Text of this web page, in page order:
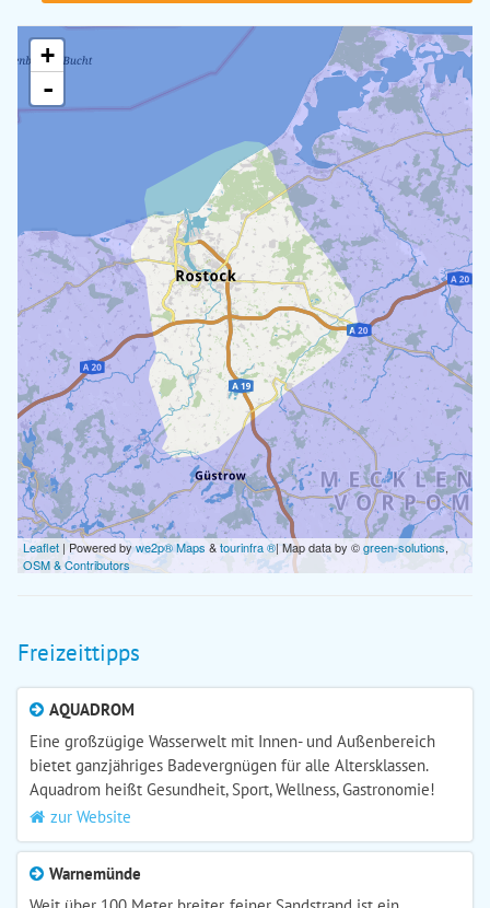
+
-
Leaflet | Powered bywe2p® Maps &tourinfra ®| Map data by ©green-solutions,
OSM & Contributors
Freizeittipps
AQUADROM
Eine großzügige Wasserwelt mit Innen- und Außenbereich
bietet ganzjähriges Badevergnügen für alle Altersklassen.
Aquadrom heißt Gesundheit, Sport, Wellness, Gastronomie!
zur Website
Warnemünde